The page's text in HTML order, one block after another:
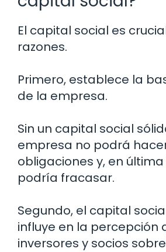
El capital social es
razones.
Primero, establece la
de la empresa.
Sin un capital social
empresa no podrá
obligaciones y, en
podría fracasar.
Segundo, el capital
influye en la percepción
inversores y socios